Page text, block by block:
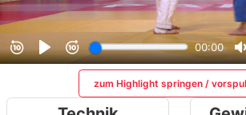
zum Highlight springen /